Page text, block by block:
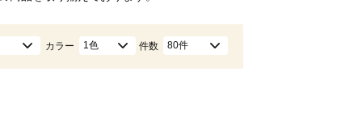
カラー 1色 件数 80件